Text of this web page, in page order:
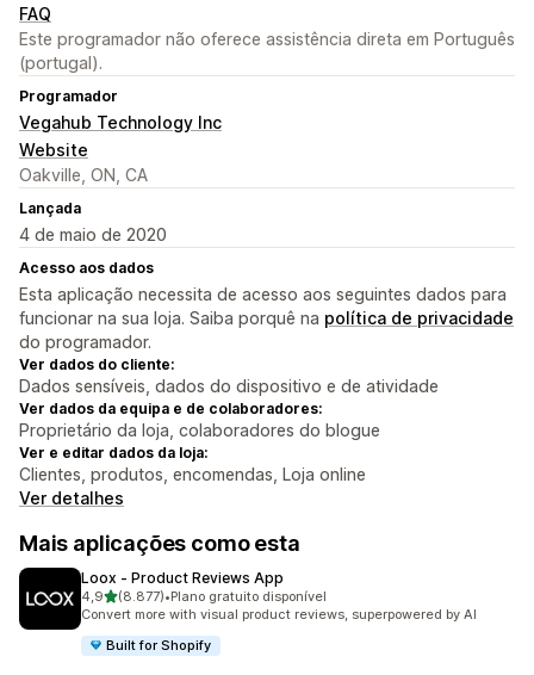
FAQ
Este programador não oferece assistência direta em Português
(portugal).
Programador
Vegahub Technology Inc
Website
Oakville, ON, CA
Lançada
4 de maio de 2020
Acesso aos dados
Esta aplicação necessita de acesso aos seguintes dados para
funcionar na sua loja. Saiba porquê na política de privacidade
do programador.
Ver dados do cliente:
Dados sensíveis, dados do dispositivo e de atividade
Ver dados da equipa e de colaboradores:
Proprietário da loja, colaboradores do blogue
Ver e editar dados da loja:
Clientes, produtos, encomendas, Loja online
Ver detalhes
Mais aplicações como esta
Loox ‑ Product Reviews App
4,9de 5 estrelas
(8.877)
8877 total de avaliações
•Plano gratuito disponível
Convert more with visual product reviews, superpowered by AI
Built for Shopify